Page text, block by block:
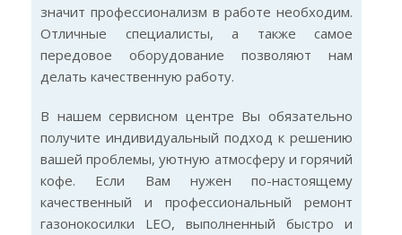
значит профессионализм в работе необходим.
Отличные специалисты, а также самое
передовое оборудование позволяют нам
делать качественную работу.
В нашем сервисном центре Вы обязательно
получите индивидуальный подход к решению
вашей проблемы, уютную атмосферу и горячий
кофе. Если Вам нужен по-настоящему
качественный и профессиональный ремонт
газонокосилки LEO, выполненный быстро и